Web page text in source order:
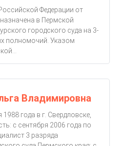
Федерации от
в Пермской
городского суда на 3-
полномочий. Указом
Владимировна
года в г. Свердловске,
с сентября 2006 года по
3 разряда